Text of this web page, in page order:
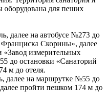
для пеших
далее на автобусе №273 до
Скорины», далее
измерительных
до остановки «Санаторий
м до отеля.
далее на маршрутке №55 до
пройти пешком 174 м до